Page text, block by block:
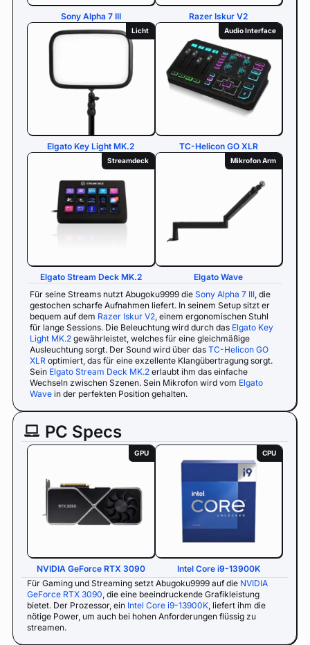
Für seine Streams nutzt Abugoku9999 die Sony Alpha 7 III , die
gestochen scharfe Aufnahmen liefert. In seinem Setup sitzt er
bequem auf dem Razer Iskur V2 , einem ergonomischen Stuhl
für lange Sessions. Die Beleuchtung wird durch das Elgato Key
Light MK.2 gewährleistet, welches für eine gleichmäßige
Ausleuchtung sorgt. Der Sound wird über das TC-Helicon GO
XLR optimiert, das für eine exzellente Klangübertragung sorgt.
Sein Elgato Stream Deck MK.2 erlaubt ihm das einfache
Wechseln zwischen Szenen. Sein Mikrofon wird vom Elgato
Wave in der perfekten Position gehalten.
Sony Alpha 7 III Razer Iskur V2
Licht
Elgato Key Light MK.2
Audio Interface
TC-Helicon GO XLR
Streamdeck
Elgato Stream Deck MK.2
Mikrofon Arm
Elgato Wave
PC Specs
GPU
NVIDIA GeForce RTX 3090
CPU
Intel Core i9-13900K
Für Gaming und Streaming setzt Abugoku9999 auf die NVIDIA
GeForce RTX 3090, die eine beeindruckende Grafikleistung
bietet. Der Prozessor, ein Intel Core i9-13900K, liefert ihm die
nötige Power, um auch bei hohen Anforderungen flüssig zu
streamen.